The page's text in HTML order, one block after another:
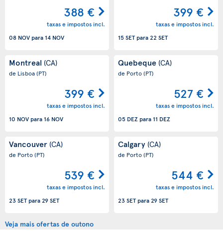
388 €
taxas e impostos incl.
08 NOV para14 NOV
399 €
taxas e impostos incl.
15 SETpara22 SET
Montreal (CA)
de Lisboa(PT)
399 €
taxas e impostos incl.
10 NOV para16 NOV
Quebeque (CA)
de Porto(PT)
527 €
taxas e impostos incl.
05 DEZ para11 DEZ
Vancouver (CA)
de Porto(PT)
539 €
taxas e impostos incl.
23 SETpara29 SET
Calgary (CA)
de Porto(PT)
544 €
taxas e impostos incl.
23 SETpara29 SET
Veja mais ofertas de outono